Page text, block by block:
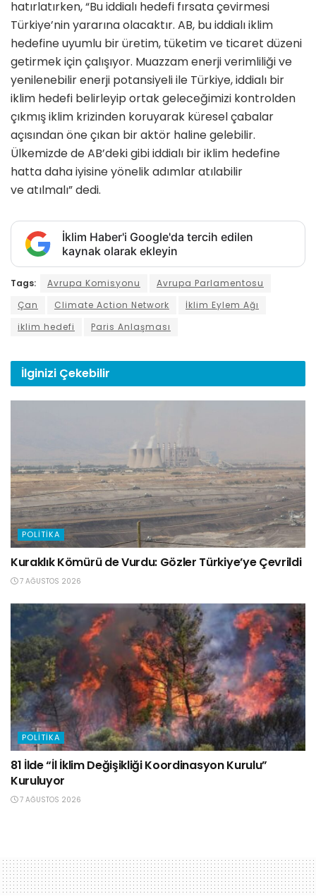
hatırlatırken, “Bu iddialı hedefi fırsata çevirmesi
Türkiye’nin yararına olacaktır. AB, bu iddialı iklim
hedefine uyumlu bir üretim, tüketim ve ticaret düzeni
getirmek için çalışıyor. Muazzam enerji verimliliği ve
yenilenebilir enerji potansiyeli ile Türkiye, iddialı bir
iklim hedefi belirleyip ortak geleceğimizi kontrolden
çıkmış iklim krizinden koruyarak küresel çabalar
açısından öne çıkan bir aktör haline gelebilir.
Ülkemizde de AB’deki gibi iddialı bir iklim hedefine
hatta daha iyisine yönelik adımlar atılabilir
ve atılmalı” dedi.
İklim Haber'i Google'da tercih edilen
kaynak olarak ekleyin
Tags: Avrupa Komisyonu
Avrupa Parlamentosu
Çan
Climate Action Network
İklim Eylem Ağı
iklim hedefi
Paris Anlaşması
İlginizi Çekebilir
POLITIKA
Kuraklık Kömürü de Vurdu: Gözler Türkiye’ye Çevrildi
7 AĞUSTOS 2026
POLITIKA
81 İlde “İl İklim Değişikliği Koordinasyon Kurulu”
Kuruluyor
7 AĞUSTOS 2026